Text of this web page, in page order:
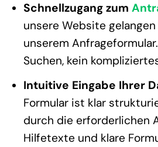
Schnellzugang zum
unsere Website
unserem
Suchen, kein
Intuitive Eingabe Ihrer
Formular ist klar
durch die erforderlichen
Hilfetexte und klare